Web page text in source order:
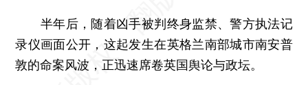
半年后，随着凶手被判终身监禁、警方执法记
录仪画面公开，这起发生在英格兰南部城市南安普
敦的命案风波，正迅速席卷英国舆论与政坛。